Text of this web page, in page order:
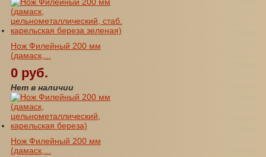
Нож Филейный 200 мм
(дамаск,...
0 руб.
Нет в наличии
Нож Филейный 200 мм
(дамаск,...